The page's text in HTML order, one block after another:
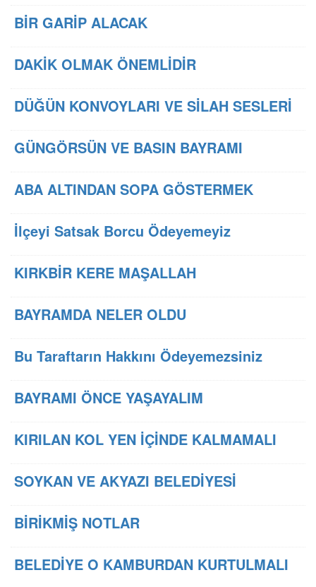
BİR GARİP ALACAK
DAKİK OLMAK ÖNEMLİDİR
DÜĞÜN KONVOYLARI VE SİLAH SESLERİ
GÜNGÖRSÜN VE BASIN BAYRAMI
ABA ALTINDAN SOPA GÖSTERMEK
İlçeyi Satsak Borcu Ödeyemeyiz
KIRKBİR KERE MAŞALLAH
BAYRAMDA NELER OLDU
Bu Taraftarın Hakkını Ödeyemezsiniz
BAYRAMI ÖNCE YAŞAYALIM
KIRILAN KOL YEN İÇİNDE KALMAMALI
SOYKAN VE AKYAZI BELEDİYESİ
BİRİKMİŞ NOTLAR
BELEDİYE O KAMBURDAN KURTULMALI